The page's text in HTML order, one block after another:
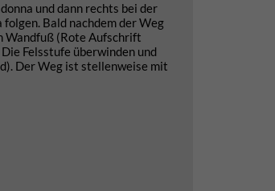
und dann rechts bei der
Bald nachdem der Weg
Wandfuß (Rote Aufschrift
Felsstufe überwinden und
Der Weg ist stellenweise mit